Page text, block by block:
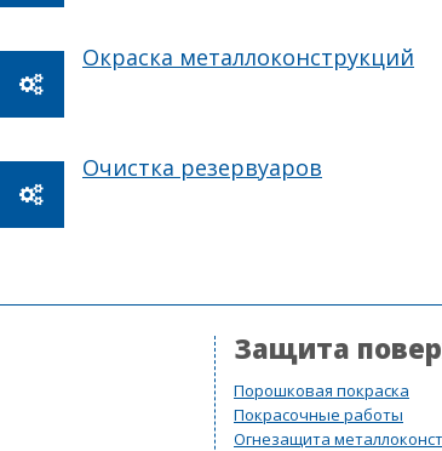
Окраска металлоконструкций
Очистка резервуаров
Защита
Порошковая покраска
Покрасочные работы
Огнезащита